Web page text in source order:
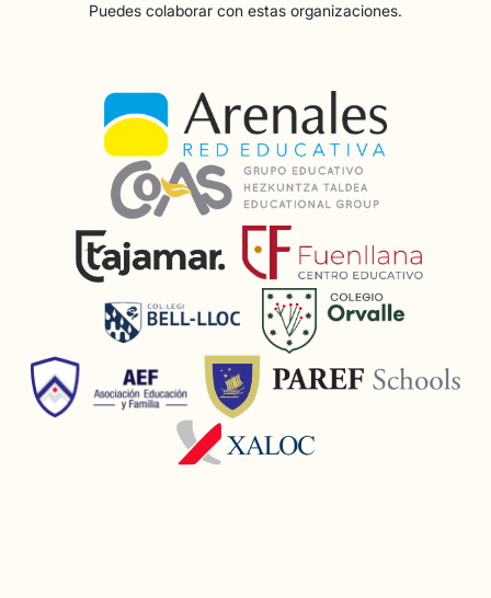
Puedes colaborar con estas organizaciones.